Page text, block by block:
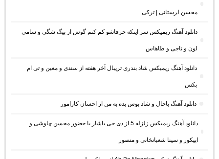
محسن لرستانی | ترکی
دانلود آهنگ ریمیکس سر اینکه حرفاشو کم کنم گوش از بیگ شگی و سامی
لون و ناجی و طاهاس
دانلود آهنگ ریمیکس شاد بندری تریبال آخر هفته از سندی و معین و تی ام
بکس
دانلود آهنگ باحال و شاد بوس بده به من از احسان کاراموز
دانلود آهنگ ریمیکس زلزله 5 از دی جی یاشار با حضور محسن چاوشی و
اپیکور و سینا شعبانخانی و منصور